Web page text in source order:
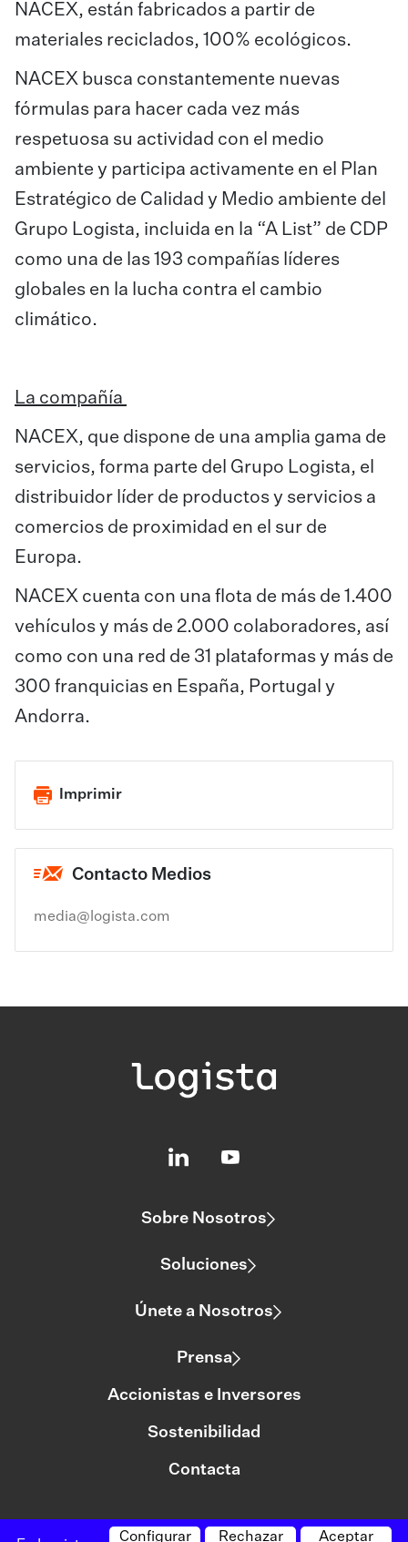
NACEX, están fabricados a partir de
materiales reciclados, 100% ecológicos.
NACEX busca constantemente nuevas
fórmulas para hacer cada vez más
respetuosa su actividad con el medio
ambiente y participa activamente en el Plan
Estratégico de Calidad y Medio ambiente del
Grupo Logista, incluida en la “A List” de CDP
como una de las 193 compañías líderes
globales en la lucha contra el cambio
climático.
La compañía
NACEX, que dispone de una amplia gama de
servicios, forma parte del Grupo Logista, el
distribuidor líder de productos y servicios a
comercios de proximidad en el sur de
Europa.
NACEX cuenta con una flota de más de 1.400
vehículos y más de 2.000 colaboradores, así
como con una red de 31 plataformas y más de
300 franquicias en España, Portugal y
Andorra.
Imprimir
Contacto Medios
media@logista.com
Sobre Nosotros
Soluciones
Únete a Nosotros
Prensa
Accionistas e Inversores
Sostenibilidad
Contacta
©logista Todos los derechos reservadosAceptar
Rechazar
Configurar